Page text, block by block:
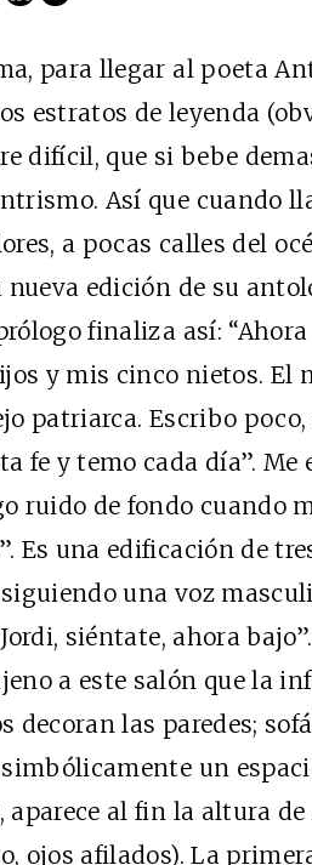
para llegar al poeta
estratos de leyenda
difícil, que si bebe
Así que cuando
a pocas calles del
nueva edición de su
finaliza así:
y mis cinco nietos. El
patriarca. Escribo
fe y temo cada día”. Me
ruido de fondo cuando
Es una edificación de
una voz
siéntate, ahora
a este salón que la
decoran las paredes;
un
aparece al fin la altura
ojos afilados). La